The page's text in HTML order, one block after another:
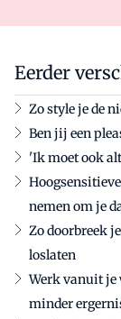
Eerder
Zo style je de
Ben jij een
'Ik moet ook
nemen om je
Zo doorbreek
loslaten
Werk vanuit je
minder